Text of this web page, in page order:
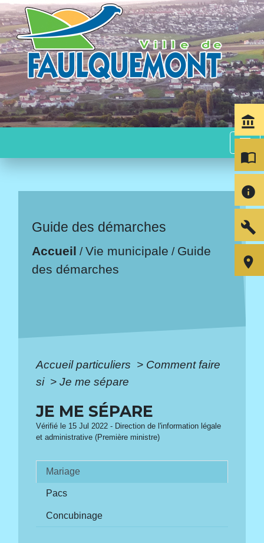
menu
Guide des démarches
Accueil /Vie municipale / Guide
des démarches
Accueil particuliers > Comment faire
si > Je me sépare
JE ME SÉPARE
Vérifié le 15 Jul 2022 - Direction de l'information légale
et administrative (Première ministre)
Mariage
Pacs
Concubinage
account_balance
import_contacts
info
build
room